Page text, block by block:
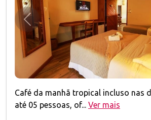
Anterior
Café da manhã tropical incluso nas
até 05 pessoas, of... Ver mais